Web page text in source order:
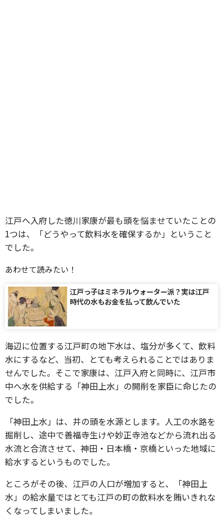
江戸へ入府した徳川家康が最も頭を悩ませていたことの
1つは、「どうやって飲料水を確保するか」ということ
でした。
あわせて読みたい！
江戸っ子はミネラルウォーター派？実は江戸
時代の水もお金を払って飲んでいた
海辺に位置する江戸町の地下水は、塩分が多くて、飲料
水にするなど、当初、とても考えられることではありま
せんでした。そこで家康は、江戸入府と同時に、江戸市
中へ水を供給する「神田上水」の開削を家臣に命じたの
でした。
「神田上水」は、井の頭を水源とします。人工の水路を
掘削し、途中で善福寺生けや妙正寺池などから流れ出る
水流と合流させて、神田・日本橋・京橋といった地域に
給水するというものでした。
ところがその後、江戸の人口が増加すると、「神田上
水」の給水量ではとても江戸の町の飲料水を賄いきれな
くなってしまいました。